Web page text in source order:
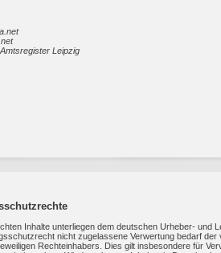
Leipzig
Inhalte unterliegen dem deutschen Urheber- und
nicht zugelassene Verwertung bedarf der
Rechteinhabers. Dies gilt insbesondere für